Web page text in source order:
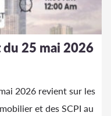
25 mai 2026
2026 revient sur les
et des SCPI au